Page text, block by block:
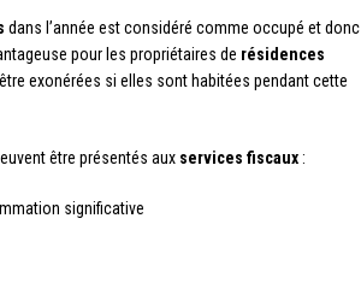
dans l’année est considéré comme occupé et donc
pour les propriétaires de résidences
exonérées si elles sont habitées pendant cette
être présentés aux services fiscaux :
significative